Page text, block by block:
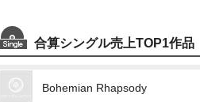
合算シングル売上TOP1作品
Bohemian Rhapsody